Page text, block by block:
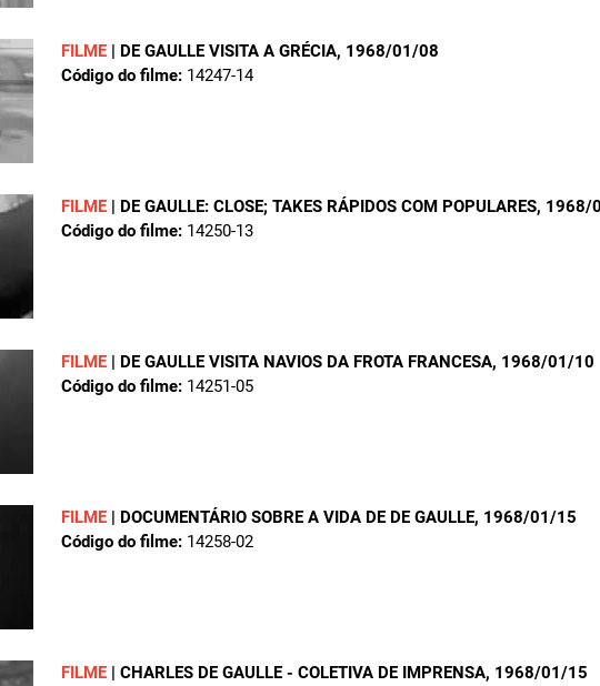
FILME | DE GAULLE VISITA A GRÉCIA, 1968/01/08
Código do filme: 14247-14
FILME | DE GAULLE: CLOSE; TAKES RÁPIDOS COM POPULARES, 1968/
Código do filme: 14250-13
FILME | DE GAULLE VISITA NAVIOS DA FROTA FRANCESA, 1968/01/10
Código do filme: 14251-05
FILME | DOCUMENTÁRIO SOBRE A VIDA DE DE GAULLE, 1968/01/15
Código do filme: 14258-02
FILME | CHARLES DE GAULLE - COLETIVA DE IMPRENSA, 1968/01/15